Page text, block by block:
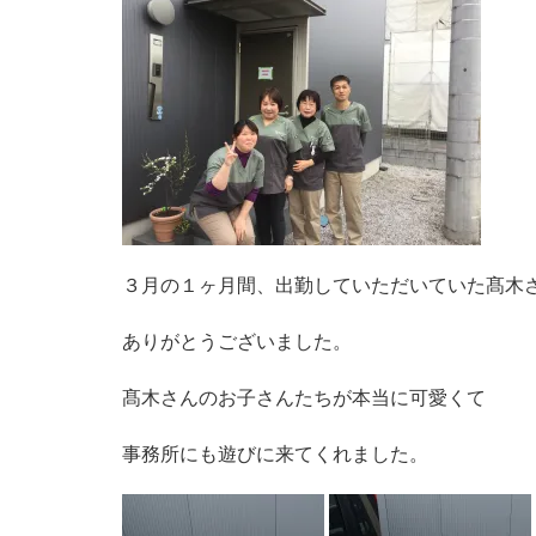
３月の１ヶ月間、出勤していただいていた髙木
ありがとうございました。
髙木さんのお子さんたちが本当に可愛くて
事務所にも遊びに来てくれました。